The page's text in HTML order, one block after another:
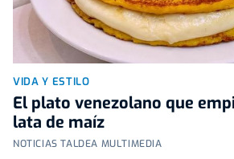
VIDA Y ESTILO
El plato venezolano que
lata de maíz
NOTICIAS TALDEA MULTIMEDIA